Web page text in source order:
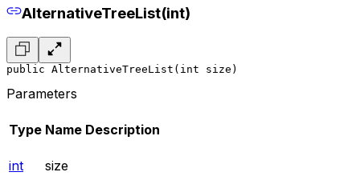
AlternativeTreeList(int)
public AlternativeTreeList(int size)
Parameters
Type Name Description
int size